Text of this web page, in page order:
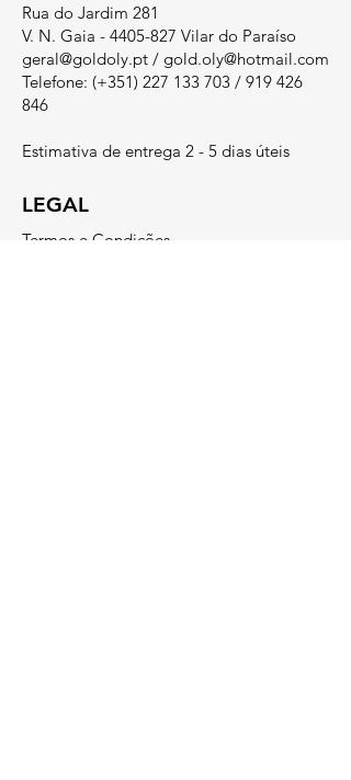
Rua do Jardim 281
V. N. Gaia - 4405-827 Vilar do Paraíso
geral@goldoly.pt / gold.oly@hotmail.com
Telefone: (+351) 227 133 703 / 919 426
846
Estimativa de entrega 2 - 5 dias úteis
LEGAL
Termos e Condições